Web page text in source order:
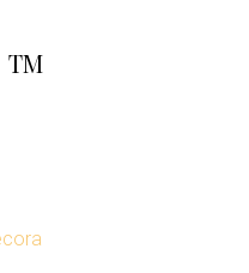
TM